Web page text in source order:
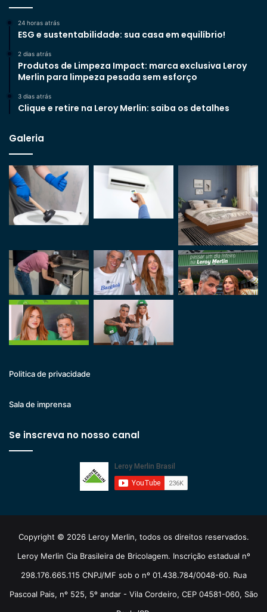
24 horas atrás
ESG e sustentabilidade: sua casa em equilíbrio!
2 dias atrás
Produtos de Limpeza Impact: marca exclusiva Leroy
Merlin para limpeza pesada sem esforço
3 dias atrás
Clique e retire na Leroy Merlin: saiba os detalhes
Galeria
Politica de privacidade
Sala de imprensa
Se inscreva no nosso canal
Copyright © 2026 Leroy Merlin, todos os direitos reservados.
Leroy Merlin Cia Brasileira de Bricolagem. Inscrição estadual nº
298.176.665.115 CNPJ/MF sob o nº 01.438.784/0048-60. Rua
Pascoal Pais, nº 525, 5º andar - Vila Cordeiro, CEP 04581-060, São